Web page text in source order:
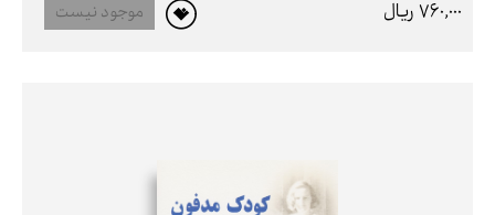
760,000 ريال
موجود نیست